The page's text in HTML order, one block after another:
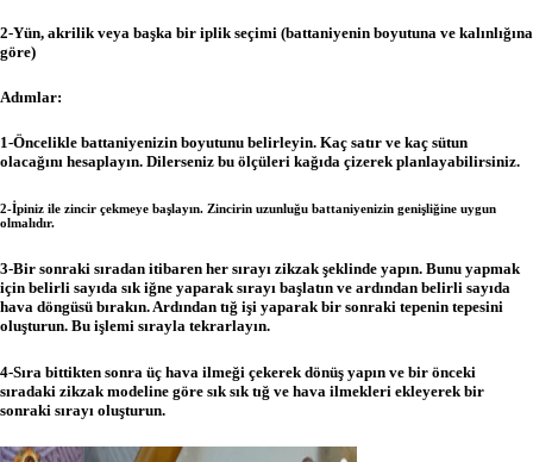
2-Yün, akrilik veya başka bir iplik seçimi (battaniyenin boyutuna ve kalınlığına
göre)
Adımlar:
1-Öncelikle battaniyenizin boyutunu belirleyin. Kaç satır ve kaç sütun
olacağını hesaplayın. Dilerseniz bu ölçüleri kağıda çizerek planlayabilirsiniz.
2-İpiniz ile zincir çekmeye başlayın. Zincirin uzunluğu battaniyenizin genişliğine uygun
olmalıdır.
3-Bir sonraki sıradan itibaren her sırayı zikzak şeklinde yapın. Bunu yapmak
için belirli sayıda sık iğne yaparak sırayı başlatın ve ardından belirli sayıda
hava döngüsü bırakın.Ardından tığ işi yaparak bir sonraki tepenin tepesini
oluşturun. Bu işlemi sırayla tekrarlayın.
4-Sıra bittikten sonra üç hava ilmeği çekerek dönüş yapın ve bir önceki
sıradaki zikzak modeline göre sık sık tığ ve hava ilmekleri ekleyerek bir
sonraki sırayı oluşturun.